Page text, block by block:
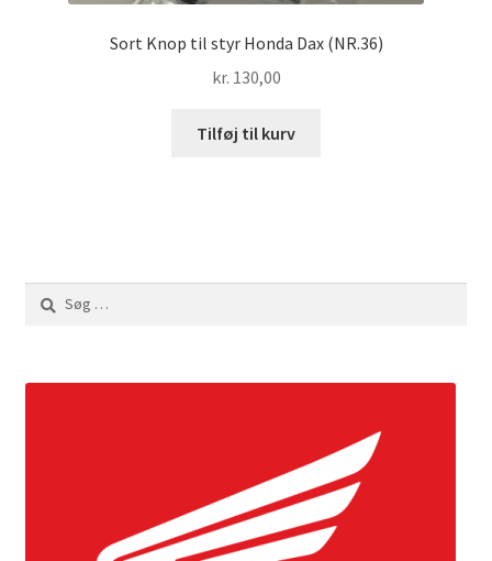
Sort Knop til styr Honda Dax (NR.36)
kr. 130,00
Tilføj til kurv
Søg
efter: